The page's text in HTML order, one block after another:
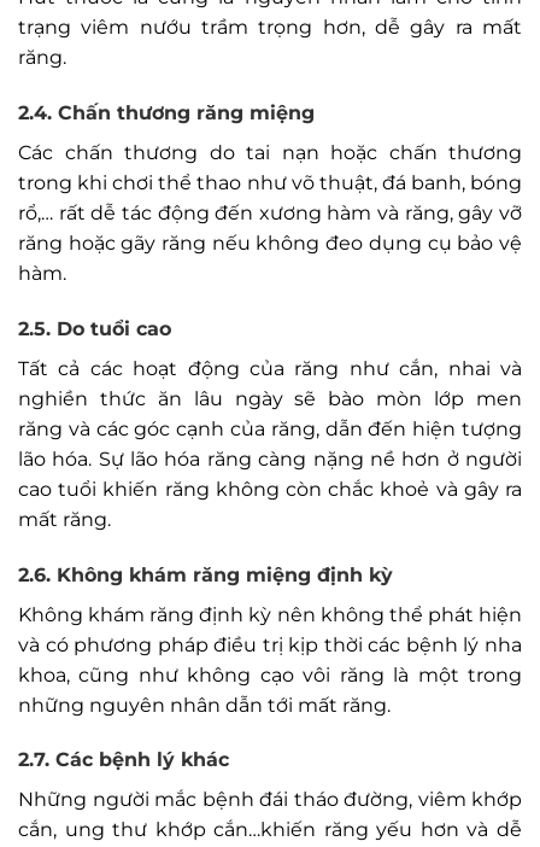
trạng viêm nướu trầm trọng hơn, dễ gây ra mất
răng.
2.4. Chấn thương răng miệng
Các chấn thương do tai nạn hoặc chấn thương
trong khi chơi thể thao như võ thuật, đá banh, bóng
rổ,… rất dễ tác động đến xương hàm và răng, gây vỡ
răng hoặc gãy răng nếu không đeo dụng cụ bảo vệ
hàm.
2.5. Do tuổi cao
Tất cả các hoạt động của răng như cắn, nhai và
nghiền thức ăn lâu ngày sẽ bào mòn lớp men
răng và các góc cạnh của răng, dẫn đến hiện tượng
lão hóa. Sự lão hóa răng càng nặng nề hơn ở người
cao tuổi khiến răng không còn chắc khoẻ và gây ra
mất răng.
2.6. Không khám răng miệng định kỳ
Không khám răng định kỳ nên không thể phát hiện
và có phương pháp điều trị kịp thời các bệnh lý nha
khoa, cũng như không cạo vôi răng là một trong
những nguyên nhân dẫn tới mất răng.
2.7. Các bệnh lý khác
Những người mắc bệnh đái tháo đường, viêm khớp
cắn, ung thư khớp cắn…khiến răng yếu hơn và dễ